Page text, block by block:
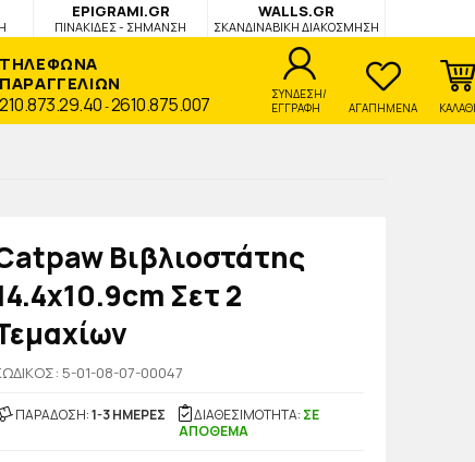
EPIGRAMI.GR
ΠΙΝΑΚΙΔΕΣ - ΣΗΜΑΝΣΗ
WALLS.GR
ΣΚΑΝΔΙΝΑΒΙΚΗ ΔΙΑΚΟΣΜΗΣΗ
ΤΗΛΕΦΩΝΑ
ΠΑΡΑΓΓΕΛΙΩΝ
210.873.29.40 -2610.875.007
ΣΥΝΔΕΣΗ/
ΕΓΓΡΑΦΗ
ΑΓΑΠΗΜΕΝΑ
Βιβλιοστάτης
Σετ 2
5-01-08-07-00047
ΠΑΡΑΔΟΣΗ:1-3 ΗΜΕΡΕΣ ΔΙΑΘΕΣΙΜΟΤΗΤΑ: ΣΕ
ΑΠΟΘΕΜΑ